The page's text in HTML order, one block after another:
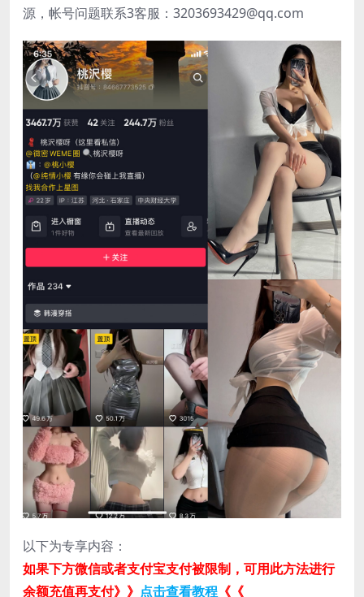
源，帐号问题联系3客服：3203693429@qq.com
以下为专享内容：
如果下方微信或者支付宝支付被限制，可用此方法进行
余额充值再支付》》 点击查看教程 《《